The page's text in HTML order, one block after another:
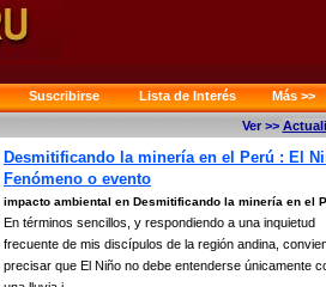
Suscribirse Lista de Interés
Más >>
Ver >>
Desmitificando la minería en el Perú : El
Fenómeno o evento
impacto ambiental en Desmitificando la minería en el
En términos sencillos, y respondiendo a una inquietud
frecuente de mis discípulos de la región andina,
precisar que El Niño no debe entenderse únicamente